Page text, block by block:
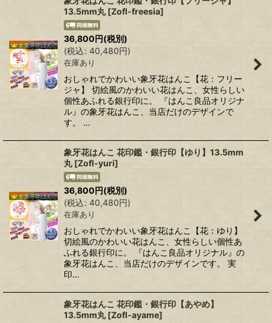
13.5mm丸 [Zofl-freesia]
36,800円(税別)
(税込: 40,480円)
在庫あり
おしゃれでかわいい象牙花はんこ【花：フリー
ジャ】 切絵風のかわいい花はんこ、女性らしい
個性あふれる銀行印に。 『はんこ良品オリジナ
ル』の象牙花はんこ、当店だけのデザインで
す。 …
象牙花はんこ 花印鑑・銀行印【ゆり】13.5mm
丸 [Zofl-yuri]
36,800円(税別)
(税込: 40,480円)
在庫あり
おしゃれでかわいい象牙花はんこ【花：ゆり】
切絵風のかわいい花はんこ、女性らしい個性あ
ふれる銀行印に。 『はんこ良品オリジナル』の
象牙花はんこ、当店だけのデザインです。 実
印…
象牙花はんこ 花印鑑・銀行印【あやめ】
13.5mm丸 [Zofl-ayame]